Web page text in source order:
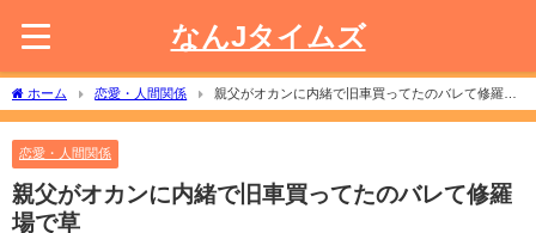
なんJタイムズ
ホーム 恋愛・人間関係
親父がオカンに内緒で旧車買ってたのバレて修羅場
で草
恋愛・人間関係
親父がオカンに内緒で旧車買ってたのバレて修羅
場で草